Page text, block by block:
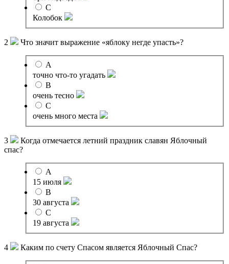
C
Колобок
2 Что значит выражение «яблоку негде упасть»?
A
точно что-то угадать
B
очень тесно
C
очень много места
3
Когда отмечается летний праздник славян Яблочный
спас?
A
15 июля
B
30 августа
C
19 августа
4 Каким по счету Спасом является Яблочный Спас?